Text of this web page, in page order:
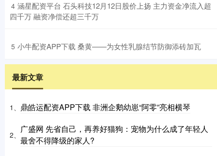
4 ​涵星配资平台 石头科技12月12日股价上扬 主力资金净流入超
四千万 融资净偿还超三千万
5 ​小牛配资APP下载 桑黄——为女性乳腺结节防御添砖加瓦
最新文章
1、 鼎皓运配资APP下载 非洲企鹅幼崽“阿零”亮相横琴
2、
广盛网 先省自己，再养好猫狗：宠物为什么成了年轻人
最舍不得降级的家人?